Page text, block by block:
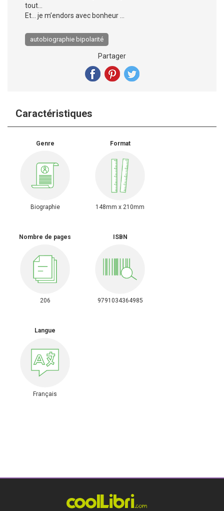
tout…
Et… je m’endors avec bonheur ...
autobiographie bipolarité
Partager
Caractéristiques
Genre
Biographie
Format
148mm x 210mm
Nombre de pages
206
ISBN
9791034364985
Langue
Français